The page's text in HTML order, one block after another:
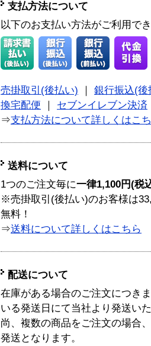
支払方法について
以下のお支払い方法がご利用で
売掛取引(後払い)
銀行振込(後
換宅配便
セブンイレブン決済
⇒支払方法について詳しくはこ
送料について
1つのご注文毎に一律1,100円(税
※売掛取引(後払い)のお客様は
無料！
⇒送料について詳しくはこちら
配送について
在庫がある場合のご注文につき
いる発送日にて当社より発送い
尚、複数の商品をご注文の場合
発送となります。